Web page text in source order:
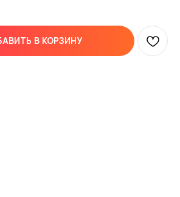
В КОРЗИНУ